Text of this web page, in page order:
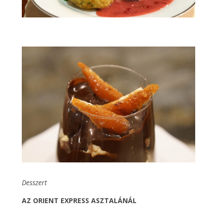
Desszert
AZ ORIENT EXPRESS ASZTALÁNÁL